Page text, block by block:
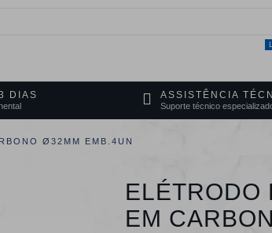
DIAS ASSISTÊNCIA
Suporte técnico
Ø32MM EMB.4UN
ELÉTRODO
EM